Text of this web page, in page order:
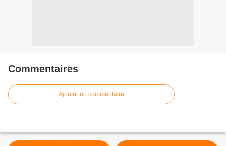
Commentaires
Ajouter un commentaire